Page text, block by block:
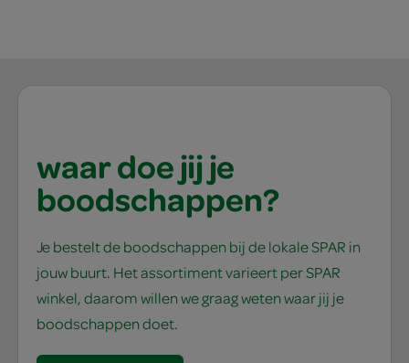
waar doe jij je
boodschappen?
Je bestelt de boodschappen bij de lokale SPAR in
jouw buurt. Het assortiment varieert per SPAR
winkel, daarom willen we graag weten waar jij je
boodschappen doet.